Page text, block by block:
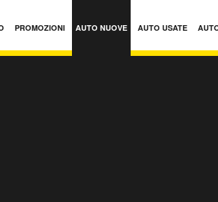
PROMOZIONI AUTO NUOVE AUTO USATE